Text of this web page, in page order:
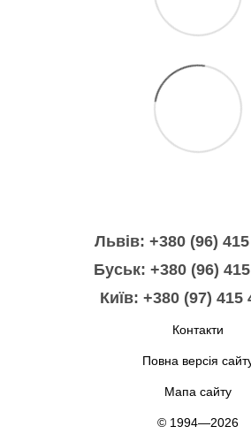
Львів: +380 (96)
Буськ: +380 (96)
Київ: +380 (97) 415
Контакти
Повна версія
Мапа сайту
© 1994—2026